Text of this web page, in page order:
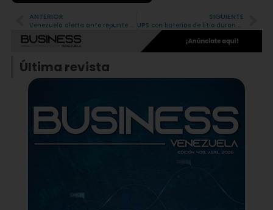
Alternative:
ANTERIOR
Venezuela alerta ante repunte de casos respiratorios y nueva variante de COVID-19
SIGUIENTE
UPS con baterías de litio duran hasta tres veces más que las de plomo
Última revista